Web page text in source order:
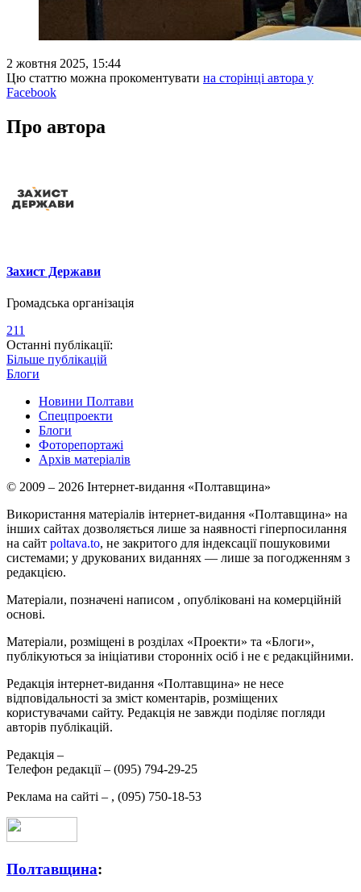
2 жовтня 2025, 15:44
Цю статтю можна прокоментувати на сторінці автора у
Facebook
Про автора
Захист Держави
Громадська організація
211
Останні публікації:
Більше публікацій
Блоги
Новини Полтави
Спецпроекти
Блоги
Фоторепортажі
Архів матеріалів
© 2009 – 2026 Інтернет-видання «Полтавщина»
Використання матеріалів інтернет-видання «Полтавщина» на
інших сайтах дозволяється лише за наявності гіперпосилання
на сайт poltava.to, не закритого для індексації пошуковими
системами; у друкованих виданнях — лише за погодженням з
редакцією.
Матеріали, позначені написом , опубліковані на комерційній
основі.
Матеріали, розміщені в розділах «Проекти» та «Блоги»,
публікуються за ініціативи сторонніх осіб і не є редакційними.
Редакція інтернет-видання «Полтавщина» не несе
відповідальності за зміст коментарів, розміщених
користувачами сайту. Редакція не завжди поділяє погляди
авторів публікацій.
Редакція –
Телефон редакції – (095) 794-29-25
Реклама на сайті – , (095) 750-18-53
Полтавщина: